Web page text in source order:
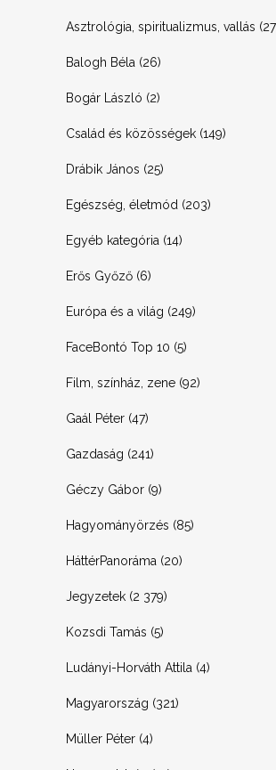
Asztrológia, spiritualizmus, vallás
Balogh Béla (26)
Bogár László (2)
Család és közösségek (149)
Drábik János (25)
Egészség, életmód (203)
Egyéb kategória (14)
Erős Győző (6)
Európa és a világ (249)
FaceBontó Top 10 (5)
Film, színház, zene (92)
Gaál Péter (47)
Gazdaság (241)
Géczy Gábor (9)
Hagyományörzés (85)
HáttérPanoráma (20)
Jegyzetek (2 379)
Kozsdi Tamás (5)
Ludányi-Horváth Attila (4)
Magyarország (321)
Müller Péter (4)